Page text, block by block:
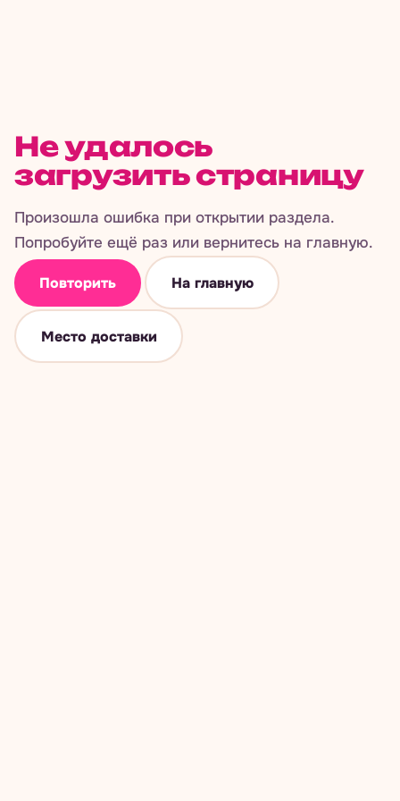
Не удалось
загрузить страницу
Произошла ошибка при открытии раздела.
Попробуйте ещё раз или вернитесь на главную.
Повторить На главную
Место доставки